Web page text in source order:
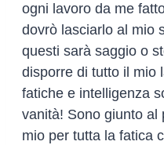
ogni lavoro da me
dovrò lasciarlo al mio
questi sarà saggio o
disporre di tutto il mio
fatiche e intelligenza
vanità! Sono giunto al
mio per tutta la fatica